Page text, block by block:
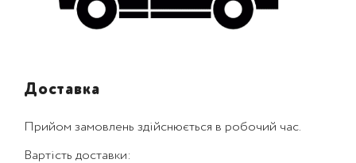
Доставка
Прийом замовлень здійснюється в робочий час.
Вартість доставки: